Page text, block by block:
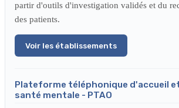
partir d'outils d'investigation validés et du
des patients.
Voir les établissements
Plateforme téléphonique d'accueil
santé mentale - PTAO